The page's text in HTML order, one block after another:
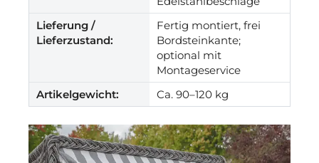
Lieferung /
Lieferzustand:
Fertig montiert, frei
Bordsteinkante;
optional mit
Montageservice
Artikelgewicht:
Ca. 90–120 kg